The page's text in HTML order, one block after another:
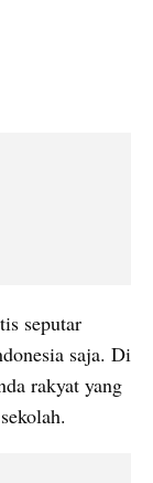
seputar
saja. Di
rakyat yang